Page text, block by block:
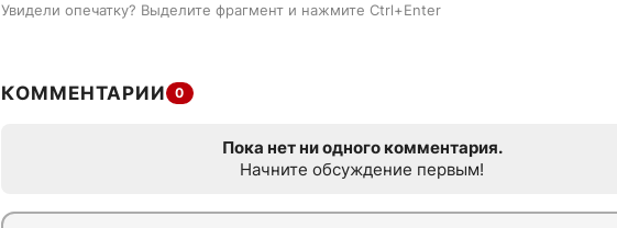
Увидели опечатку? Выделите фрагмент и нажмите Ctrl+Enter
КОММЕНТАРИИ 0
Пока нет ни одного комментария.
Начните обсуждение первым!